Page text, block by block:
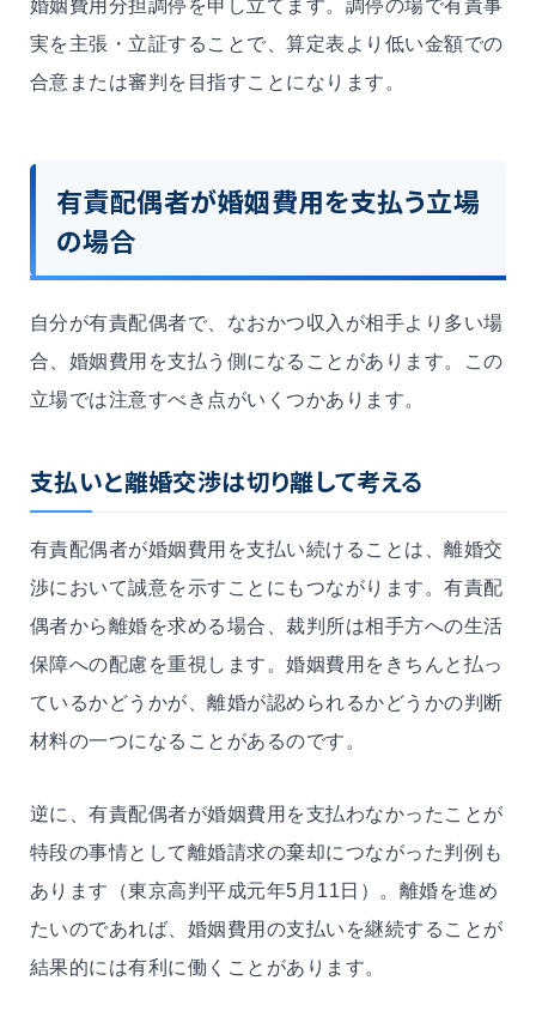
婚姻費用分担調停を申し立てます。調停の場で有責事
実を主張・立証することで、算定表より低い金額での
合意または審判を目指すことになります。
有責配偶者が婚姻費用を支払う立場
の場合
自分が有責配偶者で、なおかつ収入が相手より多い場
合、婚姻費用を支払う側になることがあります。この
立場では注意すべき点がいくつかあります。
支払いと離婚交渉は切り離して考える
有責配偶者が婚姻費用を支払い続けることは、離婚交
渉において誠意を示すことにもつながります。有責配
偶者から離婚を求める場合、裁判所は相手方への生活
保障への配慮を重視します。婚姻費用をきちんと払っ
ているかどうかが、離婚が認められるかどうかの判断
材料の一つになることがあるのです。
逆に、有責配偶者が婚姻費用を支払わなかったことが
特段の事情として離婚請求の棄却につながった判例も
あります（東京高判平成元年5月11日）。離婚を進め
たいのであれば、婚姻費用の支払いを継続することが
結果的には有利に働くことがあります。